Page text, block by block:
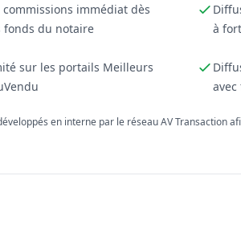
commissions immédiat dès
fonds du notaire
à
sur les portails Meilleurs
en interne par le réseau AV Transaction